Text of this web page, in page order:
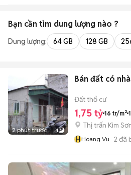
Bạn cần tìm dung lượng nào ?
Dung lượng: 64 GB 128 GB
2 phút trước 4
Bán đất có
Đất thổ cư
1,75 tỷ 16 tr/m²
Thị trấn Kim
HHoang Vu 2 đã